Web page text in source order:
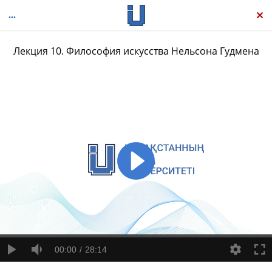
Лекция 10. Философия искусства Нельсона Гудмена
00:00 28:14